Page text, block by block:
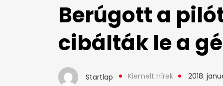
Berúgott a
cibálták le a
Startlap Kiemelt Hírek 2018.